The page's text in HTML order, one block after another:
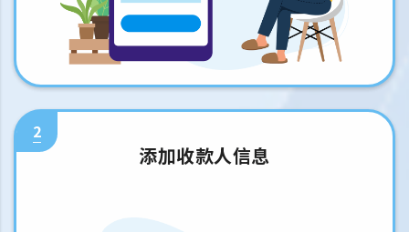
2
添加收款人信息